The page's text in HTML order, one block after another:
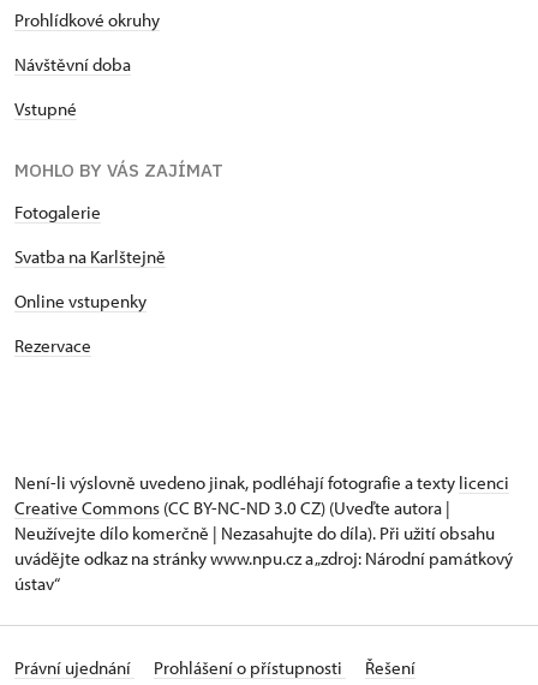
Prohlídkové okruhy
Návštěvní doba
Vstupné
MOHLO BY VÁS ZAJÍMAT
Fotogalerie
Svatba na Karlštejně
Online vstupenky
Rezervace
Není-li výslovně uvedeno jinak, podléhají fotografie a texty licenci
Creative Commons (CC BY-NC-ND 3.0 CZ) (Uveďte autora |
Neužívejte dílo komerčně | Nezasahujte do díla). Při užití obsahu
uvádějte odkaz na stránky www.npu.cz a „zdroj: Národní památkový
ústav“
Právní ujednání Prohlášení o přístupnosti
Řešení